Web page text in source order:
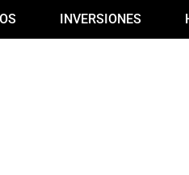
INVERSIONES